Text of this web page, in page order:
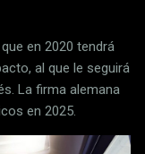
en 2020 tendrá
al que le seguirá
La firma alemana
en 2025.